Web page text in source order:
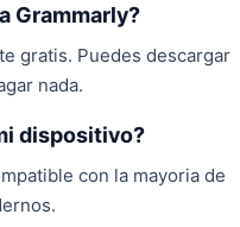
Grammarly?
gratis. Puedes descargar
nada.
dispositivo?
con la mayoria de